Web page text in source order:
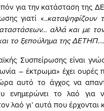
για την κατάσταση της
γιατί «..καταψηφίζουν
αλλά και με
το ξεπούλημα της ΔΕΤΗΠ
Συσπείρωσης είναι
– έκτρωμα» έχει ουρές
αυτό το άγχος να
ενημερώνει το λαό για
λαό γι’ αυτά που